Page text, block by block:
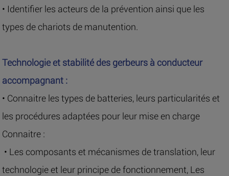
• Identifier les acteurs de la prévention ainsi que les
types de chariots de manutention.
Technologie et stabilité des gerbeurs à conducteur
accompagnant :
• Connaitre les types de batteries, leurs particularités et
les procédures adaptées pour leur mise en charge
Connaitre :
• Les composants et mécanismes de translation, leur
technologie et leur principe de fonctionnement, Les